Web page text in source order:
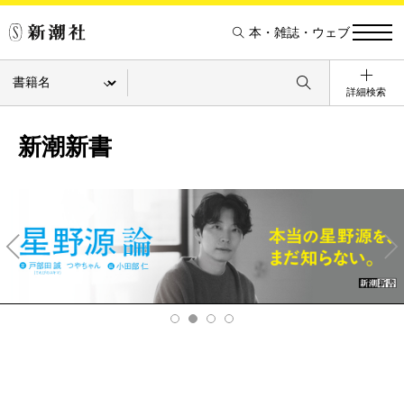
本・雑誌・ウェブ
詳細検索
新潮新書
v
Ne
xt